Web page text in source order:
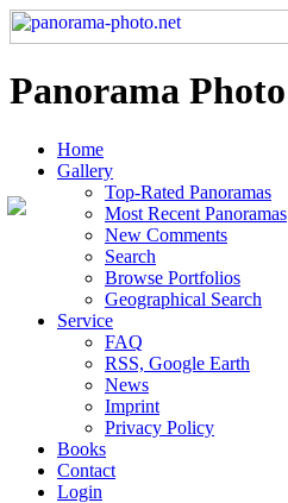
Panorama Photo
Home
Gallery
Top-Rated Panoramas
Most Recent Panoramas
New Comments
Search
Browse Portfolios
Geographical Search
Service
FAQ
RSS, Google Earth
News
Imprint
Privacy Policy
Books
Contact
Login